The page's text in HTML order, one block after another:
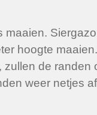
maaien.
hoogte
de randen
weer netjes